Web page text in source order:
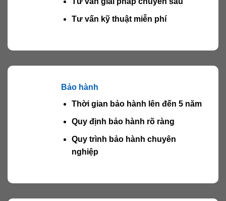
Tư vấn kỹ thuật miễn phí
Bảo hành
Thời gian bảo hành lên đến 5 năm
Quy định bảo hành rõ ràng
Quy trình bảo hành chuyên
nghiệp